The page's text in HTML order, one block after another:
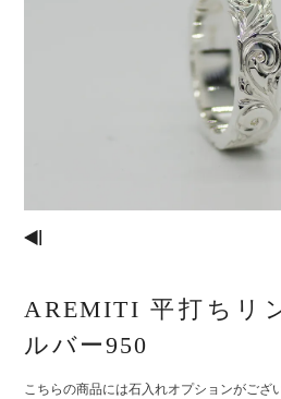
AREMITI 平打ちリ
ルバー950
こちらの商品には石入れオプションがござ